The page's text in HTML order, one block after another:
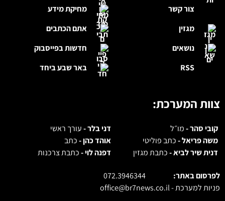
מחיקת מידע
אתם הכתבים
חדשות בפייסבוק
באר שבע ביחד
צור קשר
מגזין
נושאים
RSS
צוות המערכת:
קובי סהר -מו״ל דני בלר -עורך ראשי
משה פריאל -כתב פוליטי אוהד כהן -כתב
דנית שיר לביא -כתבת מגזין דפנה לוי -כתבת צרכנות
לפרסום באתר:
072.3946344
פניות למערכת -office@br7news.co.il